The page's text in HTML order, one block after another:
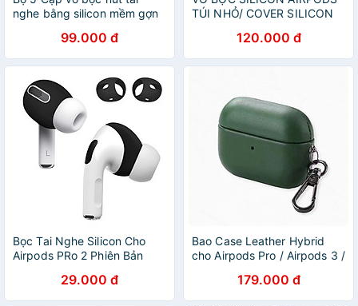
nghe bằng silicon mềm gợn
rơi cho Airpods Pro 2 - Hàng
Chính Hãng
99.000 đ
TÚI NHỎ/ COVER SILICON
120.000 đ
Bọc Tai Nghe Silicon Cho
Airpods PRo 2 Phiên Bản
29.000 đ
Bao Case Leather Hybrid
cho Airpods Pro / Airpods 3 /
Airpods Pro 3 - Hàng Chính
Hãng
179.000 đ